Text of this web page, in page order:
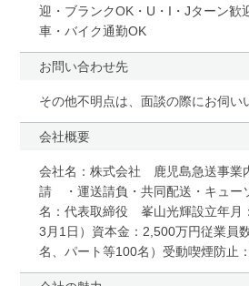
迎・ブランクOK・U・I・Jターン歓
車・バイク通勤OK
お問い合わせ先
その他不明点は、面談の際にお伺い
会社概要
会社名：株式会社 鹿児島急送事業
請 ・運送請負・共同配送・キュー
名：代表取締役 峯山光輝設立年月
3月1日）資本金：2,500万円従業員
名、パート等100名）受動喫煙防止